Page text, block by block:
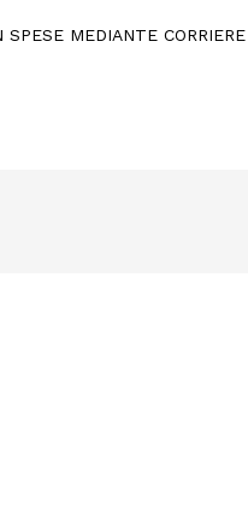
MEDIANTE CORRIERE